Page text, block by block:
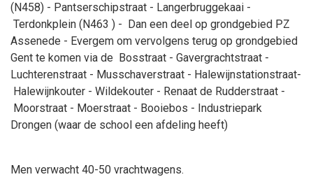
(N458) - Pantserschipstraat - Langerbruggekaai -
Terdonkplein (N463 ) - Dan een deel op grondgebied PZ
Assenede - Evergem om vervolgens terug op grondgebied
Gent te komen via de Bosstraat - Gavergrachtstraat -
Luchterenstraat - Musschaverstraat - Halewijnstationstraat-
Halewijnkouter - Wildekouter - Renaat de Rudderstraat -
Moorstraat - Moerstraat - Booiebos - Industriepark
Drongen (waar de school een afdeling heeft)
Men verwacht 40-50 vrachtwagens.